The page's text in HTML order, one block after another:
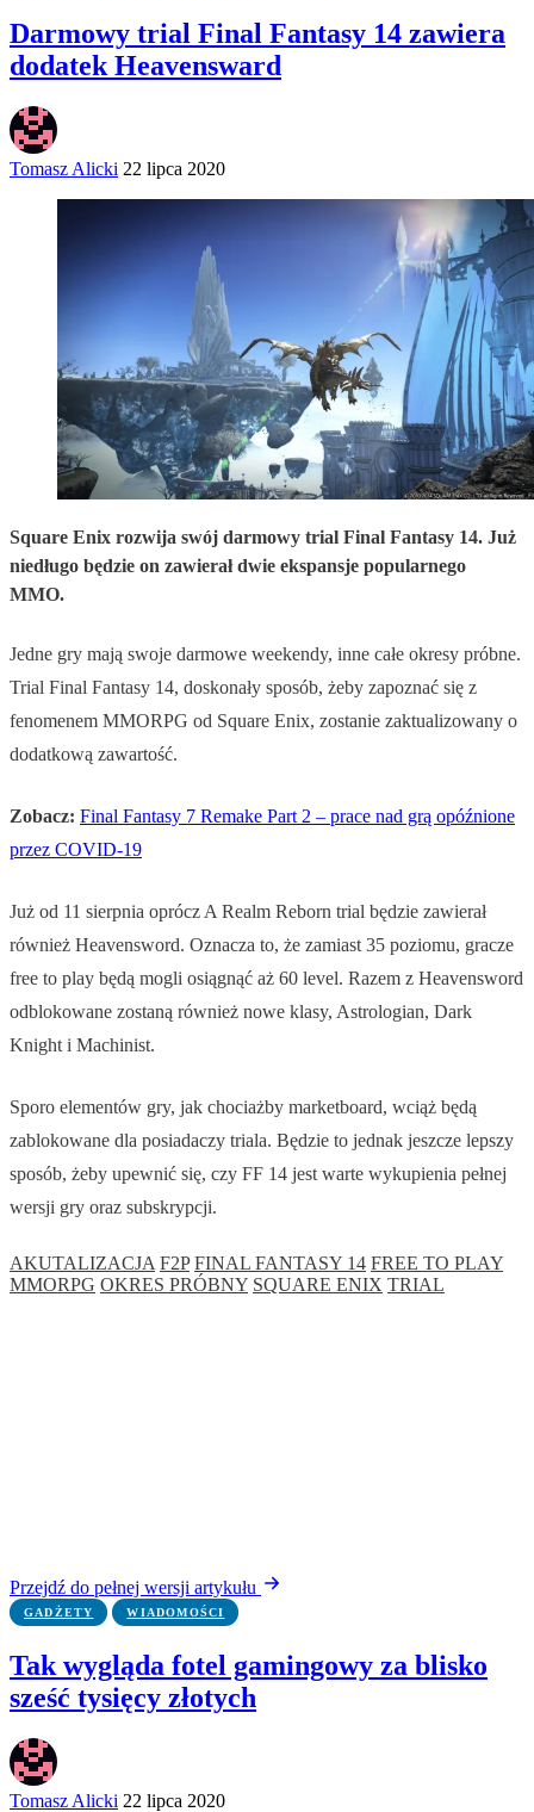
Darmowy trial Final Fantasy 14 zawiera
dodatek Heavensward
Tomasz Alicki 22 lipca 2020
Square Enix rozwija swój darmowy trial Final Fantasy 14. Już
niedługo będzie on zawierał dwie ekspansje popularnego
MMO.
Jedne gry mają swoje darmowe weekendy, inne całe okresy próbne.
Trial Final Fantasy 14, doskonały sposób, żeby zapoznać się z
fenomenem MMORPG od Square Enix, zostanie zaktualizowany o
dodatkową zawartość.
Zobacz: Final Fantasy 7 Remake Part 2 – prace nad grą opóźnione
przez COVID-19
Już od 11 sierpnia oprócz A Realm Reborn trial będzie zawierał
również Heavensword. Oznacza to, że zamiast 35 poziomu, gracze
free to play będą mogli osiągnąć aż 60 level. Razem z Heavensword
odblokowane zostaną również nowe klasy, Astrologian, Dark
Knight i Machinist.
Sporo elementów gry, jak chociażby marketboard, wciąż będą
zablokowane dla posiadaczy triala. Będzie to jednak jeszcze lepszy
sposób, żeby upewnić się, czy FF 14 jest warte wykupienia pełnej
wersji gry oraz subskrypcji.
AKUTALIZACJA F2P FINAL FANTASY 14 FREE TO PLAY
MMORPG OKRES PRÓBNY SQUARE ENIX TRIAL
Przejdź do pełnej wersji artykułu
GADŻETY WIADOMOŚCI
Tak wygląda fotel gamingowy za blisko
sześć tysięcy złotych
Tomasz Alicki 22 lipca 2020